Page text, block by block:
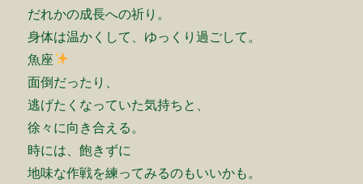
だれかの成長への祈り。
身体は温かくして、ゆっくり過ごして。
魚座
面倒だったり、
逃げたくなっていた気持ちと、
徐々に向き合える。
時には、飽きずに
地味な作戦を練ってみるのもいいかも。